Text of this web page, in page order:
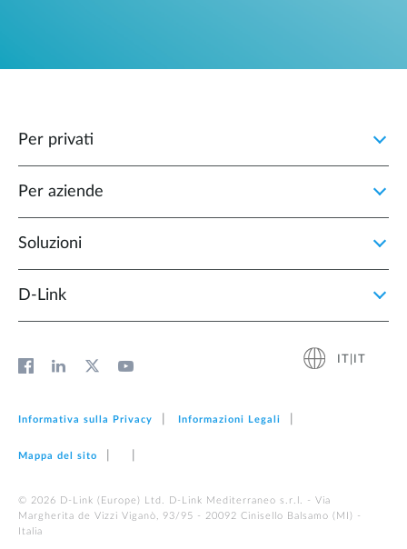
Per privati
Per aziende
Soluzioni
D‑Link
Informativa sulla Privacy Informazioni Legali
Mappa del sito
© 2026 D‑Link (Europe) Ltd. D-Link Mediterraneo s.r.l. - Via
Margherita de Vizzi Viganò, 93/95 - 20092 Cinisello Balsamo (MI) -
Italia